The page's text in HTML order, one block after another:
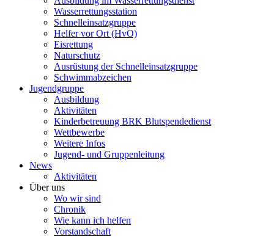
Wasserrettungsstation
Schnelleinsatzgruppe
Helfer vor Ort (HvO)
Eisrettung
Naturschutz
Ausrüstung der Schnelleinsatzgruppe
Schwimmabzeichen
Jugendgruppe
Ausbildung
Aktivitäten
Kinderbetreuung BRK Blutspendedienst
Wettbewerbe
Weitere Infos
Jugend- und Gruppenleitung
News
Aktivitäten
Über uns
Wo wir sind
Chronik
Wie kann ich helfen
Vorstandschaft